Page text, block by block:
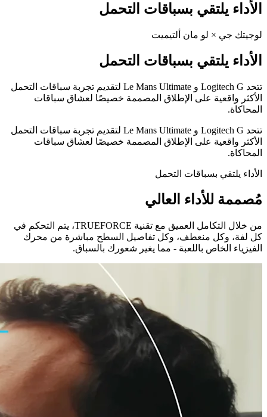
الأداء يلتقي بسباقات التحمل
لوجيتك جي × لو مان ألتيميت
الأداء يلتقي بسباقات التحمل
تتحد Logitech G و Le Mans Ultimate لتقديم تجربة سباقات التحمل
الأكثر واقعية على الإطلاق المصممة خصيصًا لعشاق سباقات
المحاكاة.
تتحد Logitech G و Le Mans Ultimate لتقديم تجربة سباقات التحمل
الأكثر واقعية على الإطلاق المصممة خصيصًا لعشاق سباقات
المحاكاة.
الأداء يلتقي بسباقات التحمل
مُصممة للأداء العالي
من خلال التكامل العميق مع تقنية TRUEFORCE، يتم التحكم في
كل لفة، وكل منعطف، وكل تفاصيل السطح مباشرة من محرك
الفيزياء الخاص باللعبة - مما يغير شعورك بالسباق.